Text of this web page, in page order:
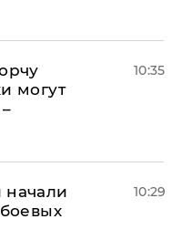
могут
10:35
начали
10:29